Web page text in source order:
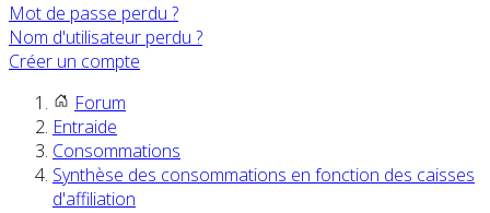
Mot de passe perdu ?
Nom d'utilisateur perdu ?
Créer un compte
Forum
Entraide
Consommations
Synthèse des consommations en fonction des caisses
d'affiliation